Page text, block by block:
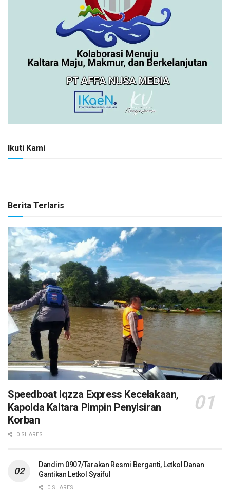
Ikuti Kami
Berita Terlaris
Speedboat Iqzza Express Kecelakaan,
Kapolda Kaltara Pimpin Penyisiran
Korban
0 SHARES
Dandim 0907/Tarakan Resmi Berganti, Letkol Danan
Gantikan Letkol Syaiful
0 SHARES